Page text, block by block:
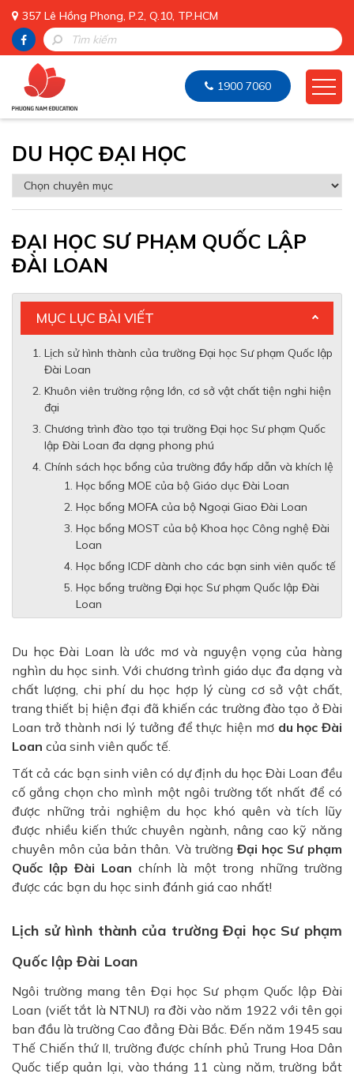
357 Lê Hồng Phong, P.2, Q.10, TP.HCM
1900 7060
DU HỌC ĐẠI HỌC
ĐẠI HỌC SƯ PHẠM QUỐC LẬP
ĐÀI LOAN
MỤC LỤC BÀI VIẾT
Lịch sử hình thành của trường Đại học Sư phạm Quốc lập
Đài Loan
Khuôn viên trường rộng lớn, cơ sở vật chất tiện nghi hiện
đại
Chương trình đào tạo tại trường Đại học Sư phạm Quốc
lập Đài Loan đa dạng phong phú
Chính sách học bổng của trường đầy hấp dẫn và khích lệ
Học bổng MOE của bộ Giáo dục Đài Loan
Học bổng MOFA của bộ Ngoại Giao Đài Loan
Học bổng MOST của bộ Khoa học Công nghệ Đài
Loan
Học bổng ICDF dành cho các bạn sinh viên quốc tế
Học bổng trường Đại học Sư phạm Quốc lập Đài
Loan
Du học Đài Loan là ước mơ và nguyện vọng của hàng
nghìn du học sinh. Với chương trình giáo dục đa dạng và
chất lượng, chi phí du học hợp lý cùng cơ sở vật chất,
trang thiết bị hiện đại đã khiến các trường đào tạo ở Đài
Loan trở thành nơi lý tưởng để thực hiện mơ du học Đài
Loan của sinh viên quốc tế.
Tất cả các bạn sinh viên có dự định du học Đài Loan đều
cố gắng chọn cho mình một ngôi trường tốt nhất để có
được những trải nghiệm du học khó quên và tích lũy
được nhiều kiến ​​thức chuyên ngành, nâng cao kỹ năng
chuyên môn của bản thân. Và trường Đại học Sư phạm
Quốc lập Đài Loan chính là một trong những trường
được các bạn du học sinh đánh giá cao nhất!
Lịch sử hình thành của trường Đại học Sư phạm
Quốc lập Đài Loan
Ngôi trường mang tên Đại học Sư phạm Quốc lập Đài
Loan (viết tắt là NTNU) ra đời vào năm 1922 với tên gọi
ban đầu là trường Cao đẳng Đài Bắc. Đến năm 1945 sau
Thế Chiến thứ II, trường được chính phủ Trung Hoa Dân
Quốc tiếp quản lại, vào tháng 11 cùng năm, trường bắt